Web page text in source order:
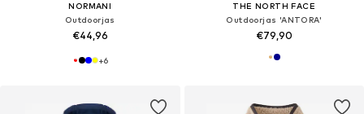
NORMANI
Outdoorjas
€44,96
+6
THE NORTH FACE
Outdoorjas 'ANTORA'
€79,90